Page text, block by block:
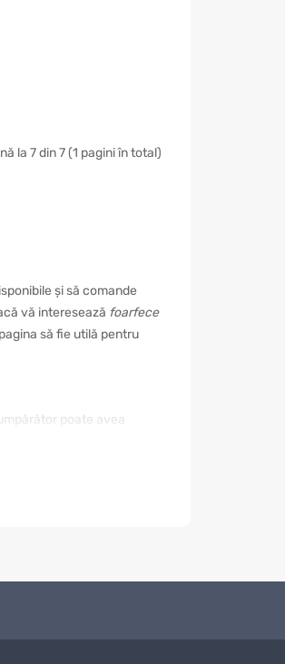
la 7 din 7 (1 pagini în total)
și să comande
vă interesează foarfece
să fie utilă pentru
poate avea